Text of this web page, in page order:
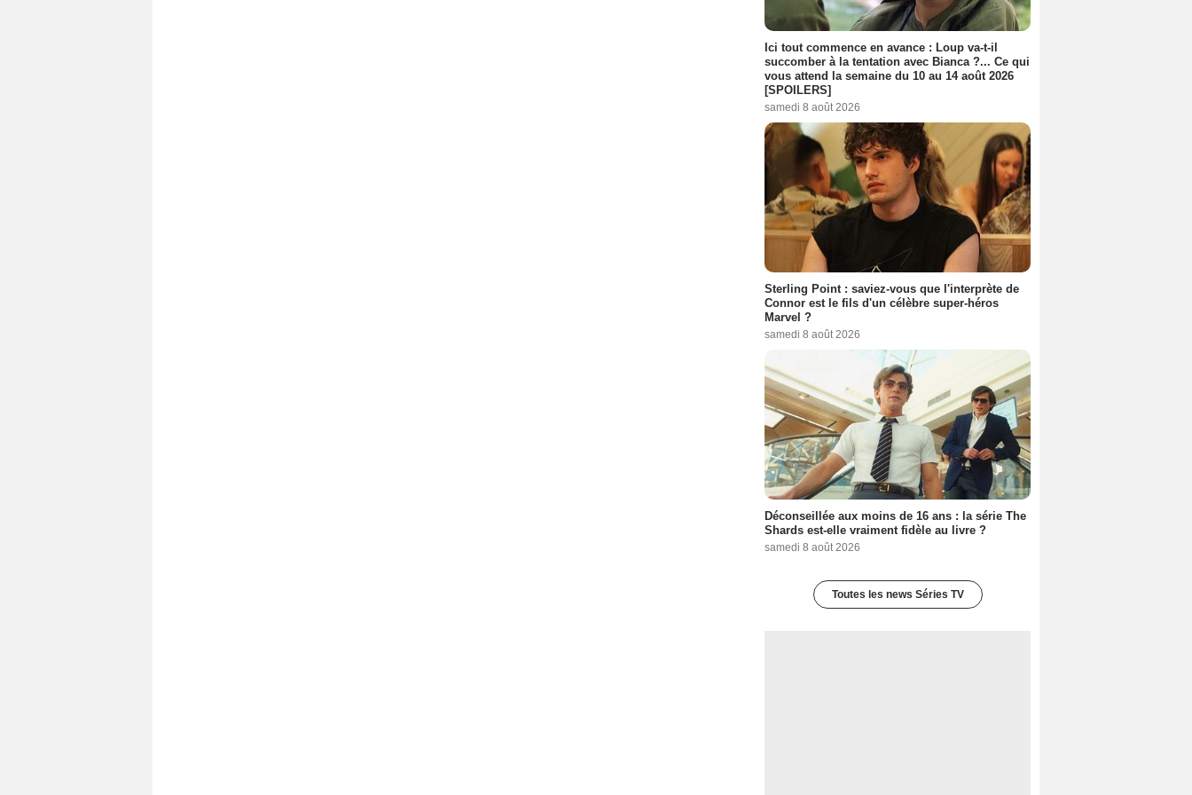
Ici tout commence en avance : Loup va-t-il
succomber à la tentation avec Bianca ?... Ce qui
vous attend la semaine du 10 au 14 août 2026
[SPOILERS]
samedi 8 août 2026
Sterling Point : saviez-vous que l'interprète de
Connor est le fils d'un célèbre super-héros
Marvel ?
samedi 8 août 2026
Déconseillée aux moins de 16 ans : la série The
Shards est-elle vraiment fidèle au livre ?
samedi 8 août 2026
Toutes les news Séries TV